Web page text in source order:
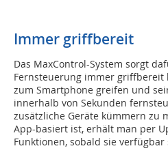
Immer griffbereit
Das MaxControl-System sorgt
Fernsteuerung immer griffbereit
zum Smartphone greifen und
innerhalb von Sekunden
zusätzliche Geräte kümmern zu
App-basiert ist, erhält man per
Funktionen, sobald sie verfügbar